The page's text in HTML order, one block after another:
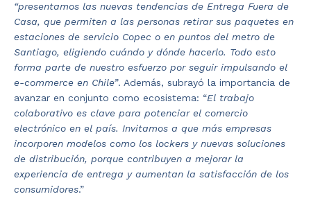
“presentamos las nuevas tendencias de Entrega Fuera de
Casa, que permiten a las personas retirar sus paquetes en
estaciones de servicio Copec o en puntos del metro de
Santiago, eligiendo cuándo y dónde hacerlo. Todo esto
forma parte de nuestro esfuerzo por seguir impulsando el
e-commerce en Chile”. Además, subrayó la importancia de
avanzar en conjunto como ecosistema: “El trabajo
colaborativo es clave para potenciar el comercio
electrónico en el país. Invitamos a que más empresas
incorporen modelos como los lockers y nuevas soluciones
de distribución, porque contribuyen a mejorar la
experiencia de entrega y aumentan la satisfacción de los
consumidores.”